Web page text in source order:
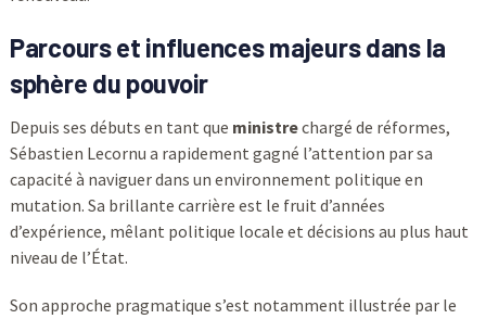
Parcours et influences majeurs dans la
sphère du pouvoir
Depuis ses débuts en tant que ministrechargé de réformes,
Sébastien Lecornu a rapidement gagné l’attention par sa
capacité à naviguer dans un environnement politique en
mutation. Sa brillante carrière est le fruit d’années
d’expérience, mêlant politique locale et décisions au plus haut
niveau de l’État.
Son approche pragmatique s’est notamment illustrée par le